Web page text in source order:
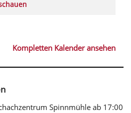
Kompletten Kalender ansehen
Spinnmühle ab 17:00